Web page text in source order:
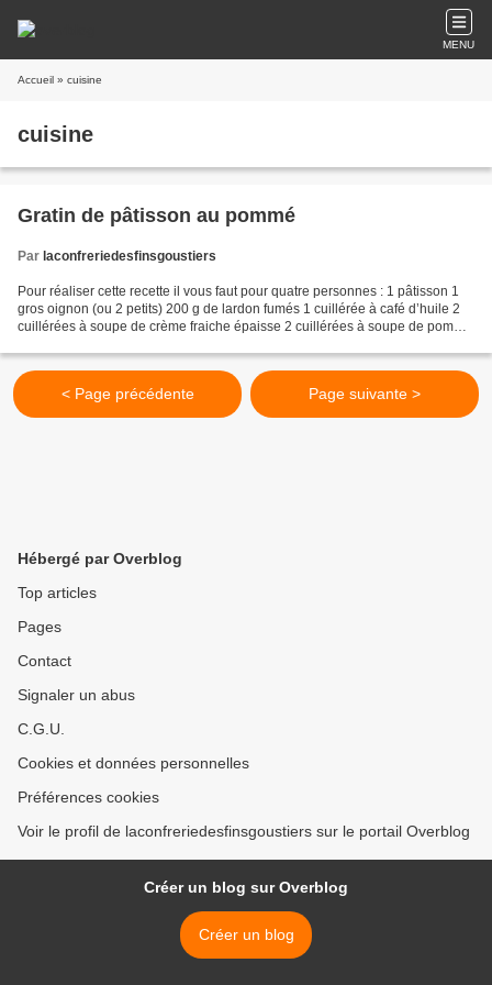
MENU
Accueil » cuisine
cuisine
Gratin de pâtisson au pommé
Par laconfreriedesfinsgoustiers
Pour réaliser cette recette il vous faut pour quatre personnes : 1 pâtisson 1
gros oignon (ou 2 petits) 200 g de lardon fumés 1 cuillérée à café d’huile 2
cuillérées à soupe de crème fraiche épaisse 2 cuillérées à soupe de pommé
< Page précédente Page suivante >
Hébergé par Overblog
Top articles
Pages
Contact
Signaler un abus
C.G.U.
Cookies et données personnelles
Préférences cookies
Voir le profil de laconfreriedesfinsgoustiers sur le portail Overblog
Créer un blog sur Overblog
Créer un blog